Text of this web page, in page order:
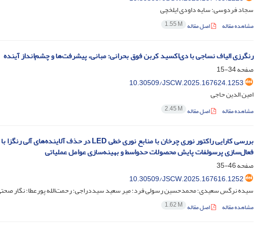
سجاد فردوسی؛ سایه داودی ایلخچی
مشاهده مقاله اصل مقاله 1.55 M
رنگرزی الیاف نساجی با دی‌اکسید کربن فوق بحرانی: مبانی، پیشرفت‌ها و چشم‌انداز آینده
صفحه34-15
10.30509/JSCW.2025.167624.1253
امین الدین حاجی
مشاهده مقاله اصل مقاله 2.45 M
بررسی کارایی راکتور نوری چرخان با منابع نوری خطی LED در حذف آلاینده‌های آلی رنگزا با
فعال‌سازی پرسولفات پایش محصولات حدواسط و بهینه‌سازی عوامل عملیاتی
صفحه46-35
10.30509/JSCW.2025.167616.1252
سیده نرگس سعیدی؛ محمدحسین رسولی فرد؛ میر سعید سیددراجی؛ رحمت‌الله پورعطا؛ نگار
مشاهده مقاله اصل مقاله 1.62 M